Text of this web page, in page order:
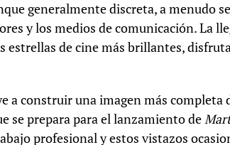
generalmente discreta, a menudo
y los medios de comunicación. La
estrellas de cine más brillantes,
a construir una imagen más completa
se prepara para el lanzamiento de
profesional y estos vistazos